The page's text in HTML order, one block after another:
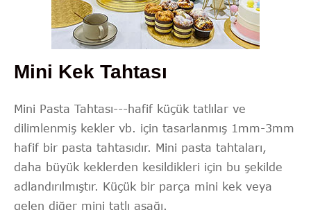
Mini Kek Tahtası
Mini Pasta Tahtası---hafif küçük tatlılar ve
dilimlenmiş kekler vb. için tasarlanmış 1mm-3mm
hafif bir pasta tahtasıdır. Mini pasta tahtaları,
daha büyük keklerden kesildikleri için bu şekilde
adlandırılmıştır. Küçük bir parça mini kek veya
gelen diğer mini tatlı aşağı.